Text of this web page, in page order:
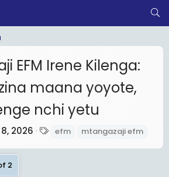
EFM Irene Kilenga:
maana yoyote,
nchi yetu
2026 efm mtangazaji efm
2